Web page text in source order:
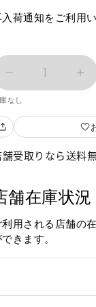
入荷通知をご利用
1
なし
舗受取りなら送料
舗在庫状況
利用される店舗の
きます。